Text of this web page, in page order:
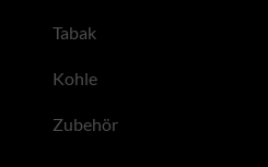
Tabak
Kohle
Zubehör